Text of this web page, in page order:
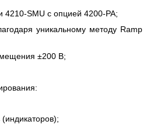
SMU с опцией 4200-PA;
уникальному методу Ramp
±200 В;